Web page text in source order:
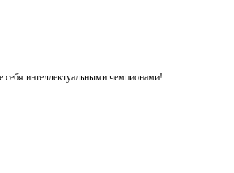
себя интеллектуальными чемпионами!